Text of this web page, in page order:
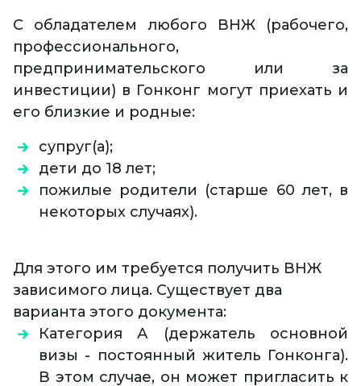
С обладателем любого ВНЖ (рабочего,
профессионального,
предпринимательского или за
инвестиции) в Гонконг могут приехать и
его близкие и родные:
супруг(а);
дети до 18 лет;
пожилые родители (старше 60 лет, в
некоторых случаях).
Для этого им требуется получить ВНЖ
зависимого лица. Существует два
варианта этого документа:
Категория А (держатель основной
визы - постоянный житель Гонконга).
В этом случае, он может пригласить к